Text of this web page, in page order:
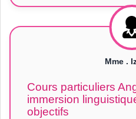
Mme .
Cours particuliers
immersion
objectifs